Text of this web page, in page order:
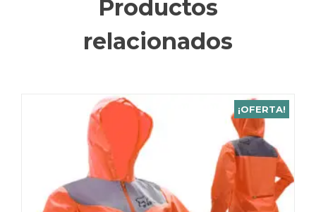
Productos
relacionados
¡OFERTA!